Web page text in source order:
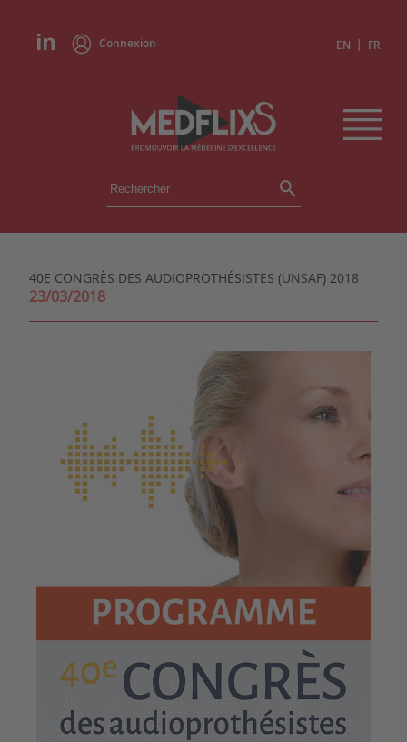
Connexion EN | FR
ÉVÉNEMENTS
INSTITUTIONS
EXPERTS
REVUES DE PRESSE
CONGRÈS EN RÉSUMÉ
40E CONGRÈS DES AUDIOPROTHÉSISTES (UNSAF) 2018
23/03/2018